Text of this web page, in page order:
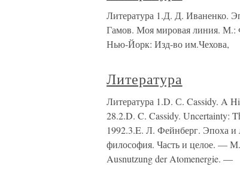
Литература 1.Д. Д. Иваненко.
Гамов. Моя мировая линия.
Нью-Йорк: Изд-во им.Чехова,
Литература
Литература 1.D. С. Cassidy. A
28.2.D. C. Cassidy. Uncertainty:
1992.3.E. Л. Фейнберг. Эпоха
философия. Часть и целое. —
Ausnutzung der Atomenergie. —